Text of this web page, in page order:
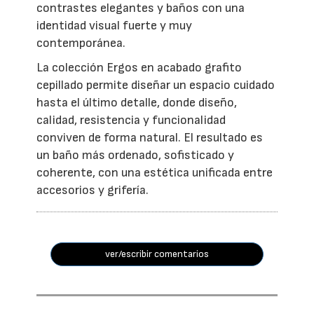
contrastes elegantes y baños con una
identidad visual fuerte y muy
contemporánea.
La colección Ergos en acabado grafito
cepillado permite diseñar un espacio cuidado
hasta el último detalle, donde diseño,
calidad, resistencia y funcionalidad
conviven de forma natural. El resultado es
un baño más ordenado, sofisticado y
coherente, con una estética unificada entre
accesorios y grifería.
ver/escribir comentarios